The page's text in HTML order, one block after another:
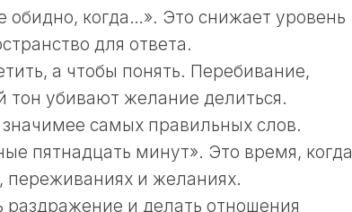
обидно, когда…». Это снижает уровень
для ответа.
а чтобы понять. Перебивание,
убивают желание делиться.
самых правильных слов.
пятнадцать минут». Это время, когда
переживаниях и желаниях.
раздражение и делать отношения